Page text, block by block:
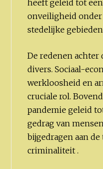
heeft geleid tot
onveiligheid
stedelijke gebieden
De redenen
divers. Sociaal-
werkloosheid en
cruciale rol.
pandemie geleid
gedrag van
bijgedragen aan
criminaliteit .